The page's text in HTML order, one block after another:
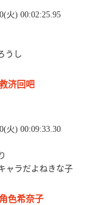
火) 00:02:25.95
うし
济回吧
火) 00:09:33.30
ャラだよねきな子
色希奈子